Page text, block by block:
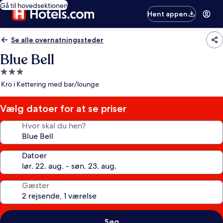
Gå til hovedsektionen
Hent appen
Se alle overnatningssteder
Blue Bell
3.0-
stjernet
Kro i Kettering med bar/lounge
Vælg datoer for at se priser
Hvor skal du hen?
Datoer
Gæster